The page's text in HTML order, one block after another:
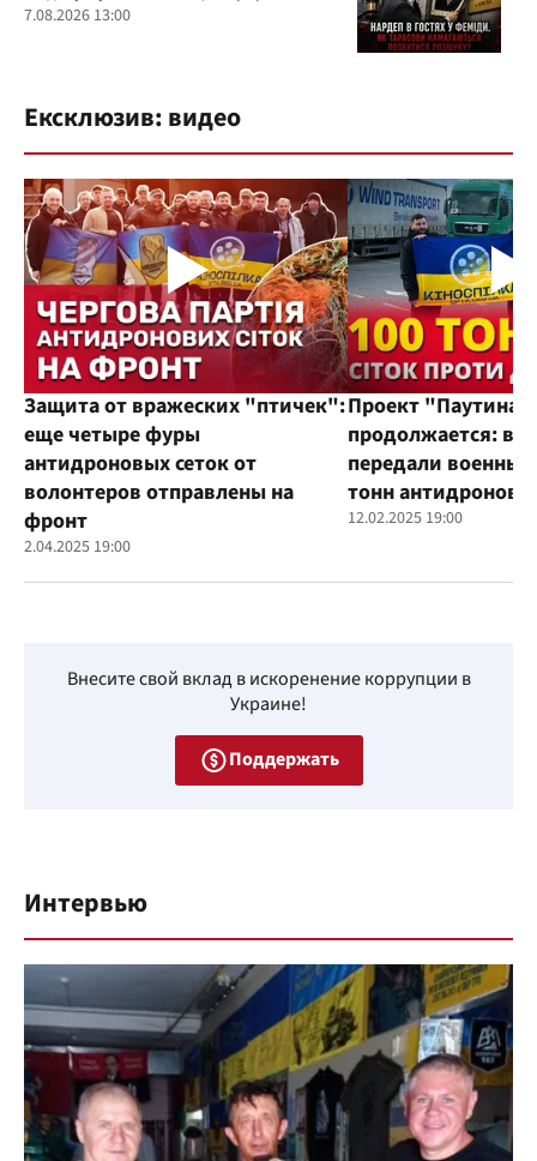
7.08.2026 13:00
Ексклюзив: видео
Защита от вражеских "птичек":
еще четыре фуры
антидроновых сеток от
волонтеров отправлены на
фронт
2.04.2025 19:00
Проект "Паутина"
продолжается:
передали
тонн
12.02.2025 19:00
Внесите свой вклад в искоренение коррупции в
Украине!
Поддержать
Интервью